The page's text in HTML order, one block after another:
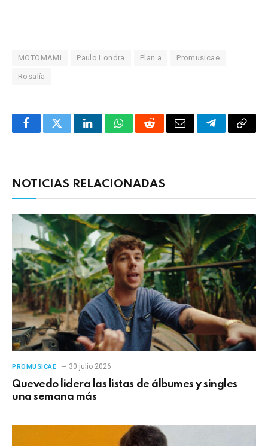
MOTOMAMI Paulo Londra Plan a Promusicae
Rosalía
FacebookTwitterLinkedInWhatsAppRedditCorreoTelegrama
NOTICIAS RELACIONADAS
PROMUSICAE 30 julio 2026
Quevedo lidera las listas de álbumes y singles
una semana más